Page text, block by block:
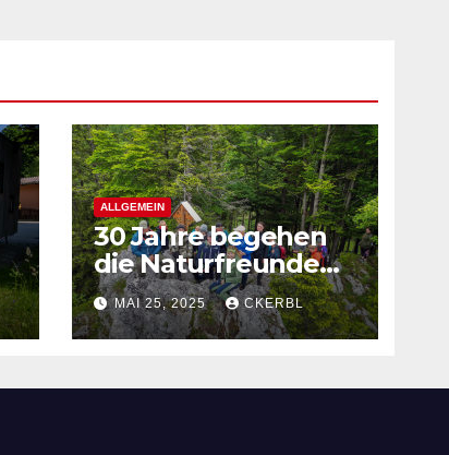
ALLGEMEIN
30 Jahre begehen
die Naturfreunde
Steyrling-Klaus
bereits den
Pastorensteig
MAI 25, 2025 CKERBL